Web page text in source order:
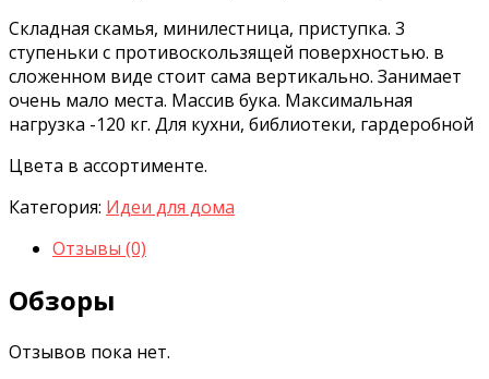
Складная скамья, минилестница, приступка. 3
ступеньки с противоскользящей поверхностью. в
сложенном виде стоит сама вертикально. Занимает
очень мало места. Массив бука. Максимальная
нагрузка -120 кг. Для кухни, библиотеки, гардеробной
Цвета в ассортименте.
Категория: Идеи для дома
Отзывы (0)
Обзоры
Отзывов пока нет.